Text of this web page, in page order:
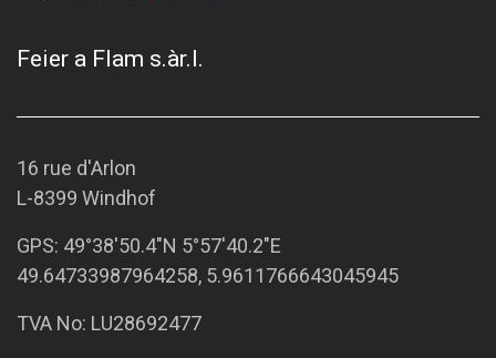
Feier a Flam s.àr.l.
16 rue d'Arlon
L-8399 Windhof
GPS: 49°38'50.4"N 5°57'40.2"E
49.64733987964258, 5.9611766643045945
TVA No: LU28692477